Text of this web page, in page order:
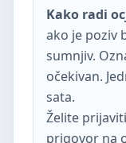
Kako radi
ako je poziv
sumnjiv.
očekivan.
sata.
Želite
prigovor na